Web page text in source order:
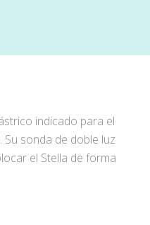
indicado para el
sonda de doble luz
el Stella de forma